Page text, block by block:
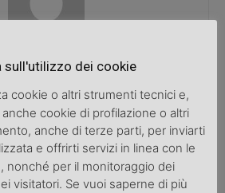
SpazioDonna
ALTRO DALL'AUTORE
sull'utilizzo dei cookie
cookie o altri strumenti tecnici e,
cookie di profilazione o altri
anche di terze parti, per inviarti
e offrirti servizi in linea con le
nonché per il monitoraggio dei
visitatori. Se vuoi saperne di più